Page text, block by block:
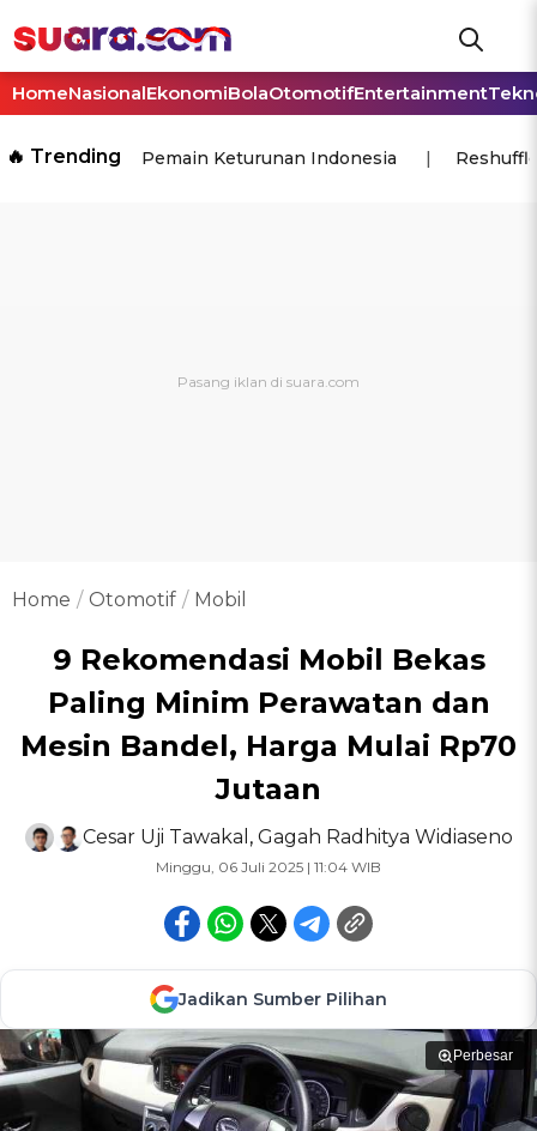
HomeNasionalEkonomiBolaOtomotifEntertainment
🔥 Trending Pemain Keturunan Indonesia
Home Otomotif Mobil
9 Rekomendasi Mobil Bekas
Paling Minim Perawatan dan
Mesin Bandel, Harga Mulai Rp70
Jutaan
Cesar Uji Tawakal , Gagah Radhitya Widiaseno
Minggu, 06 Juli 2025 | 11:04 WIB
Jadikan Sumber Pilihan
Perbesar